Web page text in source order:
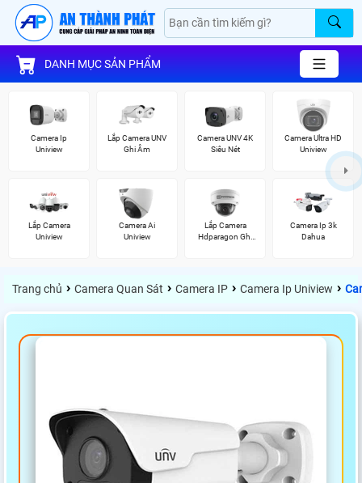
DANH MỤC SẢN PHẨM
Camera Ip
Uniview
Lắp Camera UNV
Ghi Âm
Camera UNV 4K
Siêu Nét
Camera Ultra HD
Uniview
Lắp Camera
Uniview
Camera Ai
Uniview
Lắp Camera
Hdparagon Ghi
Camera Ip 3k
Dahua
Trang chủ › Camera Quan Sát › Camera IP › Camera Ip Uniview ›